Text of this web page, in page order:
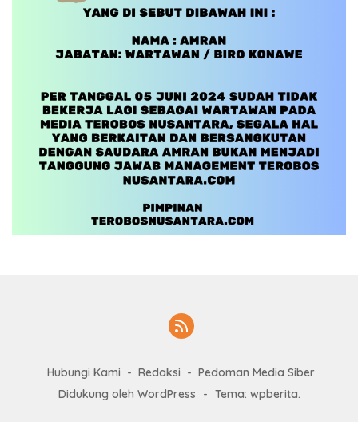
Hubungi Kami Redaksi
Pedoman Media Siber
Didukung oleh WordPress
- Tema: wpberita.